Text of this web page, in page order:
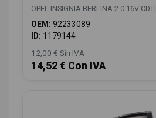
OPEL INSIGNIA BERLINA 2.0 16V CDTI
OEM: 92233089
ID: 1179144
12,00 € Sin IVA
14,52 € Con IVA